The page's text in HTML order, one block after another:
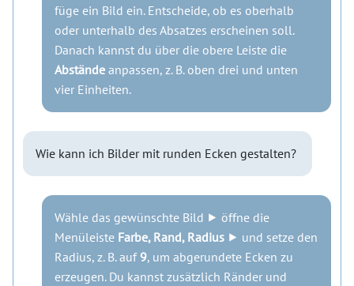
füge ein Bild ein. Entscheide, ob es oberhalb
oder unterhalb des Absatzes erscheinen soll.
Danach kannst du über die obere Leiste die
Abstände anpassen, z. B. oben drei und unten
vier Einheiten.
Wie kann ich Bilder mit runden Ecken gestalten?
Wähle das gewünschte Bild ⯈ öffne die
Menüleiste Farbe, Rand, Radius ⯈ und setze den
Radius, z. B. auf 9, um abgerundete Ecken zu
erzeugen. Du kannst zusätzlich Ränder und